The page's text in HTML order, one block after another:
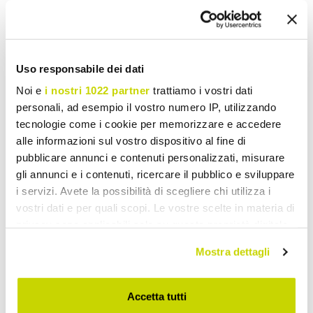
Uso responsabile dei dati
Noi e i nostri 1022 partner trattiamo i vostri dati
personali, ad esempio il vostro numero IP, utilizzando
tecnologie come i cookie per memorizzare e accedere
alle informazioni sul vostro dispositivo al fine di
pubblicare annunci e contenuti personalizzati, misurare
gli annunci e i contenuti, ricercare il pubblico e sviluppare
i servizi. Avete la possibilità di scegliere chi utilizza i
vostri dati e per quali scopi. Le vostre scelte in materia di
modificare o revocare il proprio consenso in qualsiasi
momento dalla Dichiarazione sui cookie o facendo clic
sull'icona di attivazione della privacy.
Mostra dettagli
Accetta tutti
Aufsatzwaschbecken aus Naturstein